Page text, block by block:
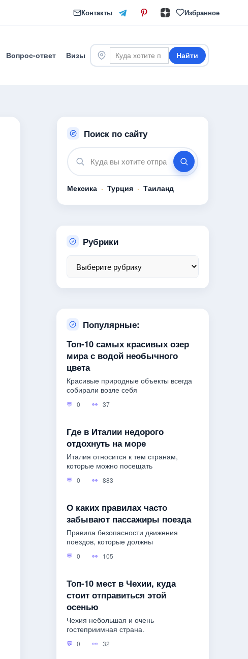
Контакты Избранное
Вопрос-ответ Визы Найти
Поиск по сайту
Мексика · Турция · Таиланд
Рубрики
Популярные:
Топ-10 самых красивых озер
мира с водой необычного
цвета
Красивые природные объекты всегда
собирали возле себя
0 37
Где в Италии недорого
отдохнуть на море
Италия относится к тем странам,
которые можно посещать
0 883
О каких правилах часто
забывают пассажиры поезда
Правила безопасности движения
поездов, которые должны
0 105
Топ-10 мест в Чехии, куда
стоит отправиться этой
осенью
Чехия небольшая и очень
гостеприимная страна.
0 32